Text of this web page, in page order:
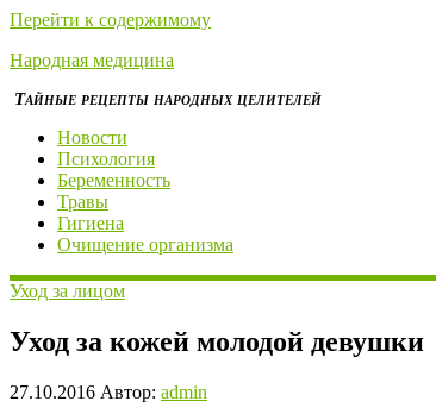
Перейти к содержимому
Народная медицина
Тайные рецепты народных целителей
Новости
Психология
Беременность
Травы
Гигиена
Очищение организма
Уход за лицом
Уход за кожей молодой девушки
27.10.2016 Автор: admin